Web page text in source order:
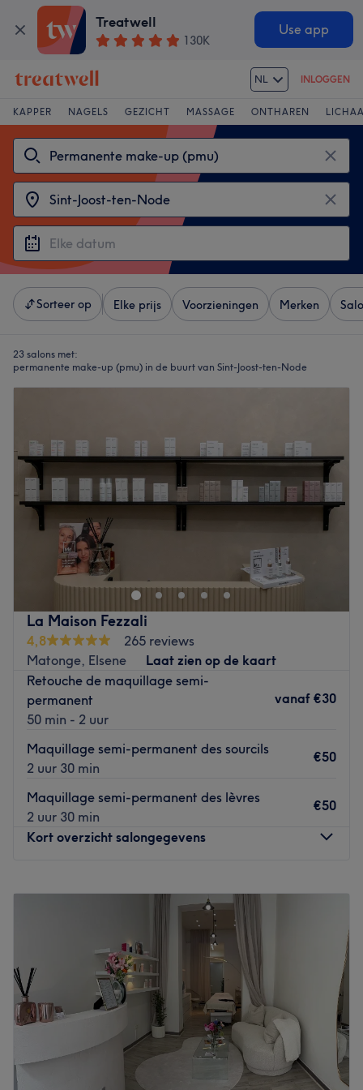
Treatwell
130K
Use app
NL INLOGGEN
KAPPER NAGELS GEZICHT MASSAGE ONTHAREN
Sorteer op Elke prijs Voorzieningen Merken
23 salons met:
permanente make-up (pmu) in de buurt van Sint-Joost-ten-Node
La Maison Fezzali
4,8
265 reviews
Matonge, Elsene
Laat zien op de kaart
Retouche de maquillage semi-
permanent
50 min - 2 uur
vanaf €30
Maquillage semi-permanent des sourcils
2 uur 30 min
€50
Maquillage semi-permanent des lèvres
2 uur 30 min
€50
Kort overzicht salongegevens
10:00
10:00
10:00
10:00
Zondag
Gesloten
est un institut de beauté situé à
exclusivement réservé aux femmes. Dédié à la
haute
, notre salon est ravi de vous accueillir dans un